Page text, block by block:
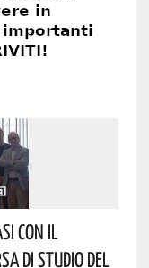
Con Il
Di Studio Del